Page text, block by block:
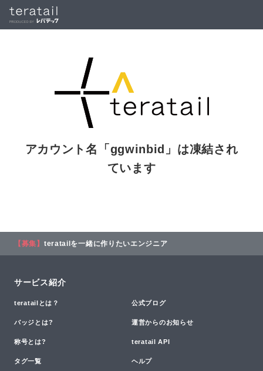
アカウント名「 ggwinbid 」は凍結され
ています
【募集】 teratailを一緒に作りたいエンジニア
サービス紹介
teratailとは？ 公式ブログ
バッジとは? 運営からのお知らせ
称号とは? teratail API
タグ一覧 ヘルプ